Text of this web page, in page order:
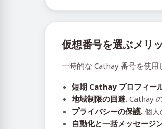
仮想番号を選ぶメリ
一時的な Cathay 番号を使用
短期 Cathay プロフィー
地域制限の回避. Cathay
プライバシーの保護. 個人
自動化と一括メッセージ